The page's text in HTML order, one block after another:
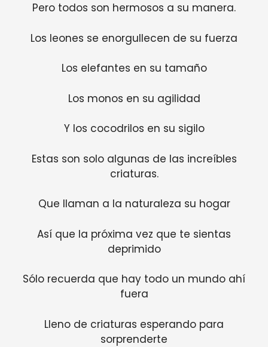
Pero todos son hermosos a su manera.
Los leones se enorgullecen de su fuerza
Los elefantes en su tamaño
Los monos en su agilidad
Y los cocodrilos en su sigilo
Estas son solo algunas de las increíbles
criaturas.
Que llaman a la naturaleza su hogar
Así que la próxima vez que te sientas
deprimido
Sólo recuerda que hay todo un mundo ahí
fuera
Lleno de criaturas esperando para
sorprenderte